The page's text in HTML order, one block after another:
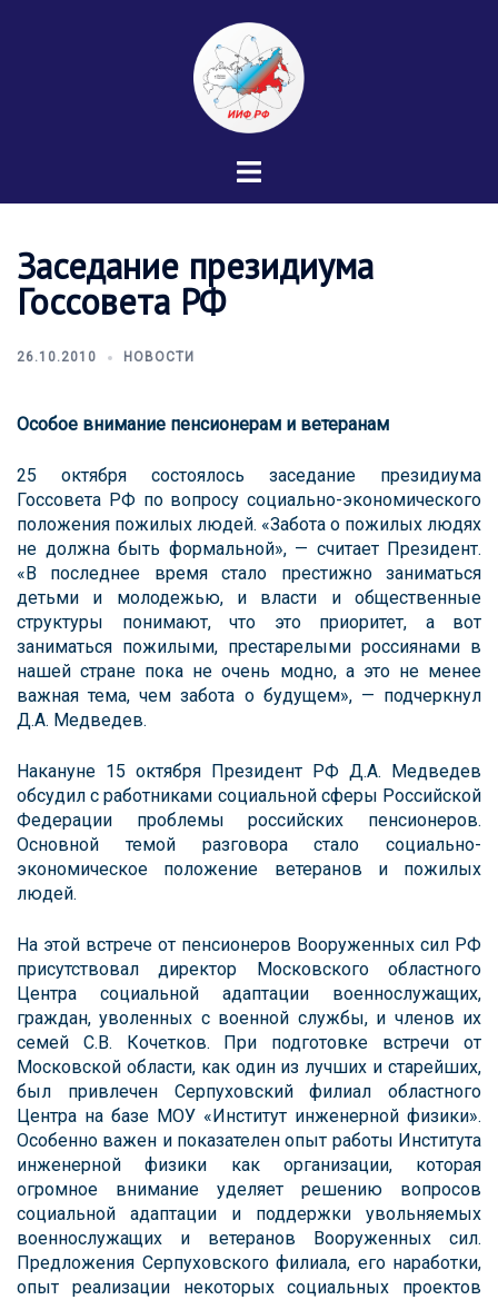
Переключатель
Заседание президиума
Госсовета РФ
26.10.2010 НОВОСТИ
Особое внимание пенсионерам и ветеранам
25 октября состоялось заседание президиума
Госсовета РФ по вопросу социально-экономического
положения пожилых людей. «Забота о пожилых людях
не должна быть формальной», — считает Президент.
«В последнее время стало престижно заниматься
детьми и молодежью, и власти и общественные
структуры понимают, что это приоритет, а вот
заниматься пожилыми, престарелыми россиянами в
нашей стране пока не очень модно, а это не менее
важная тема, чем забота о будущем», — подчеркнул
Д.А. Медведев.
Накануне 15 октября Президент РФ Д.А. Медведев
обсудил с работниками социальной сферы Российской
Федерации проблемы российских пенсионеров.
Основной темой разговора стало социально-
экономическое положение ветеранов и пожилых
людей.
На этой встрече от пенсионеров Вооруженных сил РФ
присутствовал директор Московского областного
Центра социальной адаптации военнослужащих,
граждан, уволенных с военной службы, и членов их
семей С.В. Кочетков. При подготовке встречи от
Московской области, как один из лучших и старейших,
был привлечен Серпуховский филиал областного
Центра на базе МОУ «Институт инженерной физики».
Особенно важен и показателен опыт работы Института
инженерной физики как организации, которая
огромное внимание уделяет решению вопросов
социальной адаптации и поддержки увольняемых
военнослужащих и ветеранов Вооруженных сил.
Предложения Серпуховского филиала, его наработки,
опыт реализации некоторых социальных проектов